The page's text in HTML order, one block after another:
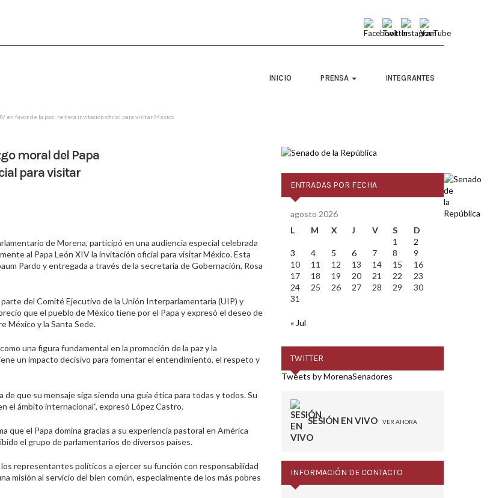
INICIO PRENSA INTEGRANTES
en favor de la paz; reitera invitación oficial para visitar México
moral del Papa
para visitar
de Morena, participó en una audiencia especial celebrada
al Papa León XIV la invitación oficial para visitar México. Esta
Pardo y entregada a través de la secretaria de Gobernación, Rosa
del Comité Ejecutivo de la Unión Interparlamentaria (UIP) y
que el pueblo de México tiene por el Papa y expresó el deseo de
México y la Santa Sede.
una figura fundamental en la promoción de la paz y la
un impacto decisivo para fomentar el entendimiento, el respeto y
que su mensaje siga siendo una guía ética para todas y todos. Su
el ámbito internacional”, expresó López Castro.
que el Papa domina gracias a su experiencia pastoral en América
el grupo de parlamentarios de diversos países.
representantes políticos a ejercer su función con responsabilidad
misión al servicio del bien común, especialmente de los más pobres
ENTRADAS POR FECHA
agosto 2026
L
M X J V S
D
1
2
3
4 5 6 7 8
9
10
11 12 13 14 15
16
17
18 19 20 21 22
23
24
25 26 27 28 29
30
31
« Jul
TWITTER
Tweets by MorenaSenadores
SESIÓN EN VIVO VER AHORA
INFORMACIÓN DE CONTACTO